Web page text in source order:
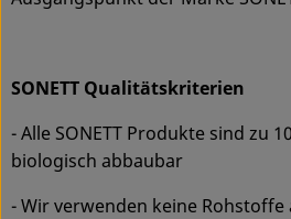
SONETT Qualitätskriterien
- Alle SONETT Produkte sind zu
biologisch abbaubar
- Wir verwenden keine Rohstoffe